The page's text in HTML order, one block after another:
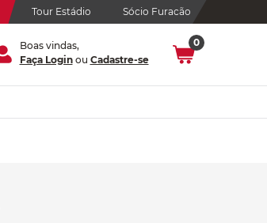
Tour Estádio Sócio Furacão
Boas vindas,
Faça Loginou Cadastre-se
0